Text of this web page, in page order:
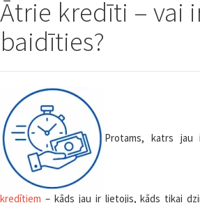
Ātrie kredīti – vai
baidīties?
Protams, katrs jau
kredītiem – kāds jau ir lietojis, kāds tikai